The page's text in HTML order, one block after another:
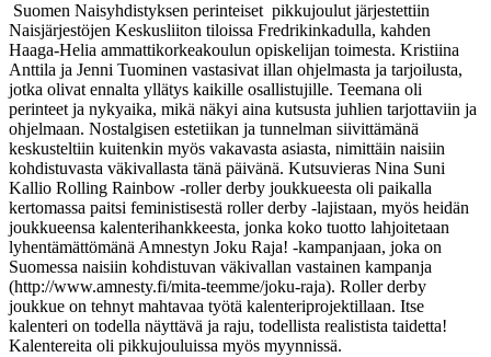
Suomen Naisyhdistyksen perinteiset pikkujoulut järjestettiin
Naisjärjestöjen Keskusliiton tiloissa Fredrikinkadulla, kahden
Haaga-Helia ammattikorkeakoulun opiskelijan toimesta. Kristiina
Anttila ja Jenni Tuominen vastasivat illan ohjelmasta ja tarjoilusta,
jotka olivat ennalta yllätys kaikille osallistujille. Teemana oli
perinteet ja nykyaika, mikä näkyi aina kutsusta juhlien tarjottaviin ja
ohjelmaan. Nostalgisen estetiikan ja tunnelman siivittämänä
keskusteltiin kuitenkin myös vakavasta asiasta, nimittäin naisiin
kohdistuvasta väkivallasta tänä päivänä. Kutsuvieras Nina Suni
Kallio Rolling Rainbow -roller derby joukkueesta oli paikalla
kertomassa paitsi feministisestä roller derby -lajistaan, myös heidän
joukkueensa kalenterihankkeesta, jonka koko tuotto lahjoitetaan
lyhentämättömänä Amnestyn Joku Raja! -kampanjaan, joka on
Suomessa naisiin kohdistuvan väkivallan vastainen kampanja
(http://www.amnesty.fi/mita-teemme/joku-raja). Roller derby
joukkue on tehnyt mahtavaa työtä kalenteriprojektillaan. Itse
kalenteri on todella näyttävä ja raju, todellista realistista taidetta!
Kalentereita oli pikkujouluissa myös myynnissä.